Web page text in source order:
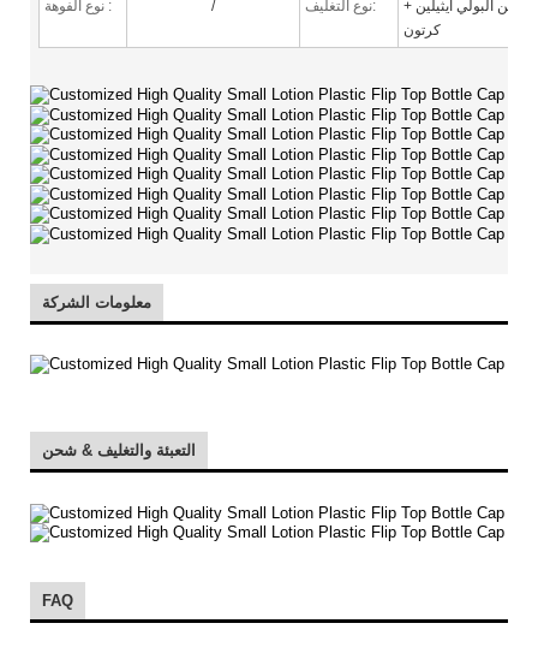
: / نوع التغليف:
من البولي ايثيلين +
كرتون
معلومات الشركة
التعبئة والتغليف & شحن
FAQ